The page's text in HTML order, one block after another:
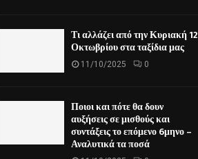
Τι αλλάζει από την Κυριακή 12
Οκτωβρίου στα ταξίδια μας
11/10/2025 0
Ποιοι και πότε θα δουν
αυξήσεις σε μισθούς και
συντάξεις το επόμενο 6μηνο –
Αναλυτικά τα ποσά